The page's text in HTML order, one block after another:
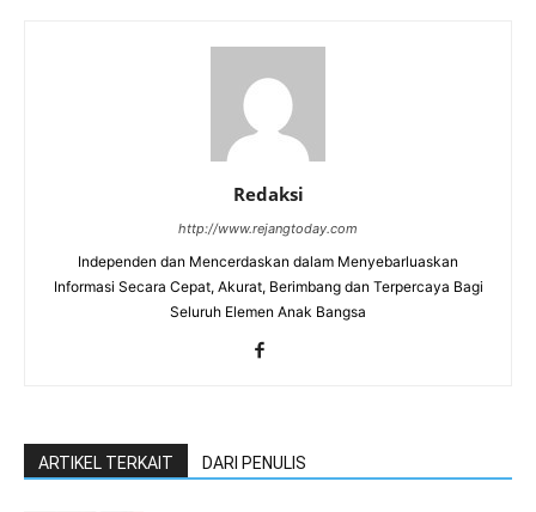
Redaksi
http://www.rejangtoday.com
Independen dan Mencerdaskan dalam Menyebarluaskan
Informasi Secara Cepat, Akurat, Berimbang dan Terpercaya Bagi
Seluruh Elemen Anak Bangsa
ARTIKEL TERKAIT DARI PENULIS